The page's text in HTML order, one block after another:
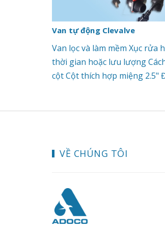
Van tự động Clevalve
Van lọc và làm mềm Xục rửa
thời gian hoặc lưu lượng
cột Cột thích hợp miệng 2.5"
4 Autoval (Clevalve)
liên hệ Hotline: 0902.197.493
VỀ CHÚNG TÔI